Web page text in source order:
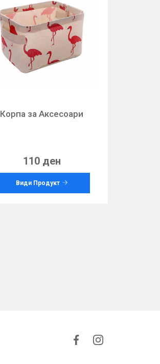
Корпа за Аксесоари
110 ден
Види Продукт